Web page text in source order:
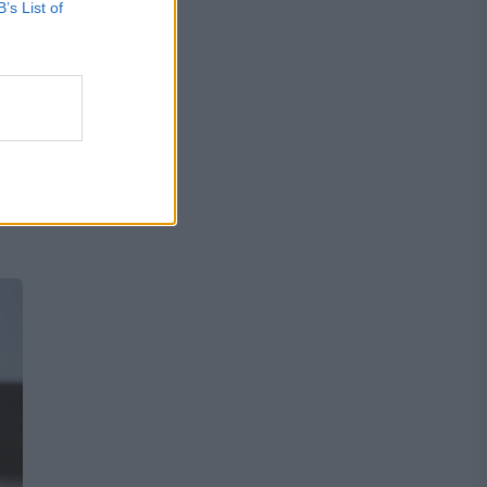
List of